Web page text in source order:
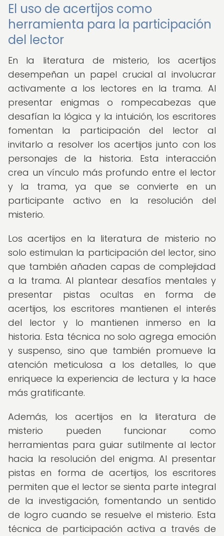
El uso de acertijos como
herramienta para la participación
del lector
En la literatura de misterio, los acertijos
desempeñan un papel crucial al involucrar
activamente a los lectores en la trama. Al
presentar enigmas o rompecabezas que
desafían la lógica y la intuición, los escritores
fomentan la participación del lector al
invitarlo a resolver los acertijos junto con los
personajes de la historia. Esta interacción
crea un vínculo más profundo entre el lector
y la trama, ya que se convierte en un
participante activo en la resolución del
misterio.
Los acertijos en la literatura de misterio no
solo estimulan la participación del lector, sino
que también añaden capas de complejidad
a la trama. Al plantear desafíos mentales y
presentar pistas ocultas en forma de
acertijos, los escritores mantienen el interés
del lector y lo mantienen inmerso en la
historia. Esta técnica no solo agrega emoción
y suspenso, sino que también promueve la
atención meticulosa a los detalles, lo que
enriquece la experiencia de lectura y la hace
más gratificante.
Además, los acertijos en la literatura de
misterio pueden funcionar como
herramientas para guiar sutilmente al lector
hacia la resolución del enigma. Al presentar
pistas en forma de acertijos, los escritores
permiten que el lector se sienta parte integral
de la investigación, fomentando un sentido
de logro cuando se resuelve el misterio. Esta
técnica de participación activa a través de